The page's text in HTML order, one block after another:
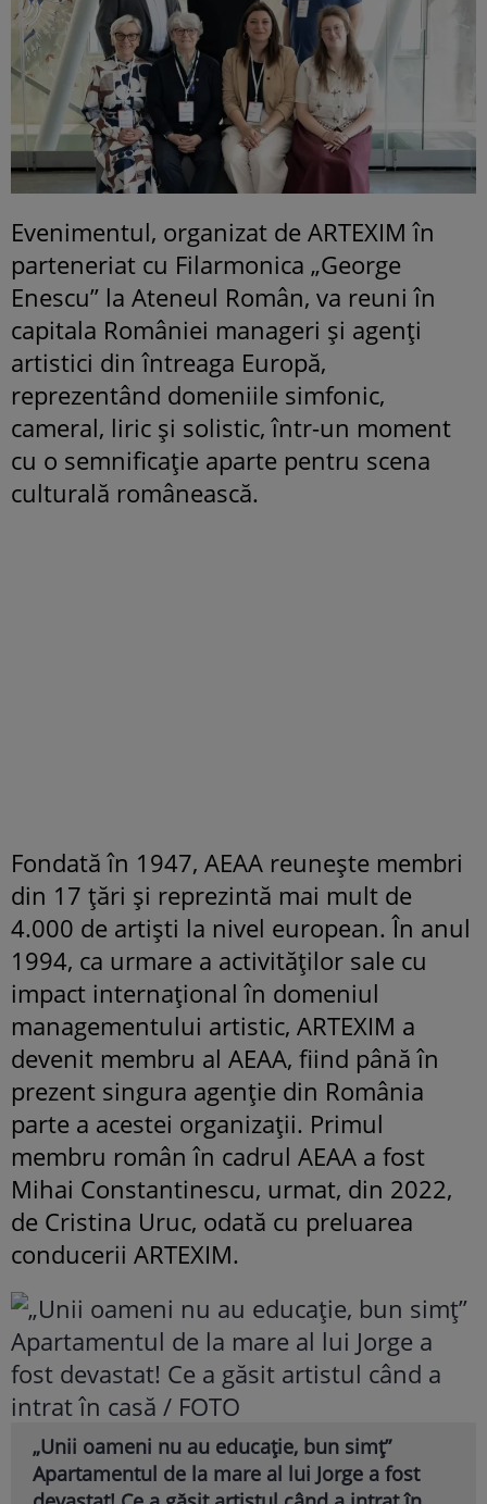
Evenimentul, organizat de ARTEXIM în
parteneriat cu Filarmonica „George
Enescu” la Ateneul Român, va reuni în
capitala României manageri și agenți
artistici din întreaga Europă,
reprezentând domeniile simfonic,
cameral, liric și solistic, într-un moment
cu o semnificație aparte pentru scena
culturală românească.
Fondată în 1947, AEAA reunește membri
din 17 țări și reprezintă mai mult de
4.000 de artiști la nivel european. În anul
1994, ca urmare a activităților sale cu
impact internațional în domeniul
managementului artistic, ARTEXIM a
devenit membru al AEAA, fiind până în
prezent singura agenție din România
parte a acestei organizații. Primul
membru român în cadrul AEAA a fost
Mihai Constantinescu, urmat, din 2022,
de Cristina Uruc, odată cu preluarea
conducerii ARTEXIM.
„Unii oameni nu au educație, bun simț”
Apartamentul de la mare al lui Jorge a fost